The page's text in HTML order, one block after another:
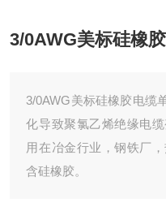
3/0AWG美标硅橡
3/0AWG美标硅橡胶电缆
化导致聚氯乙烯绝缘电
用在冶金行业，钢铁厂
含硅橡胶。